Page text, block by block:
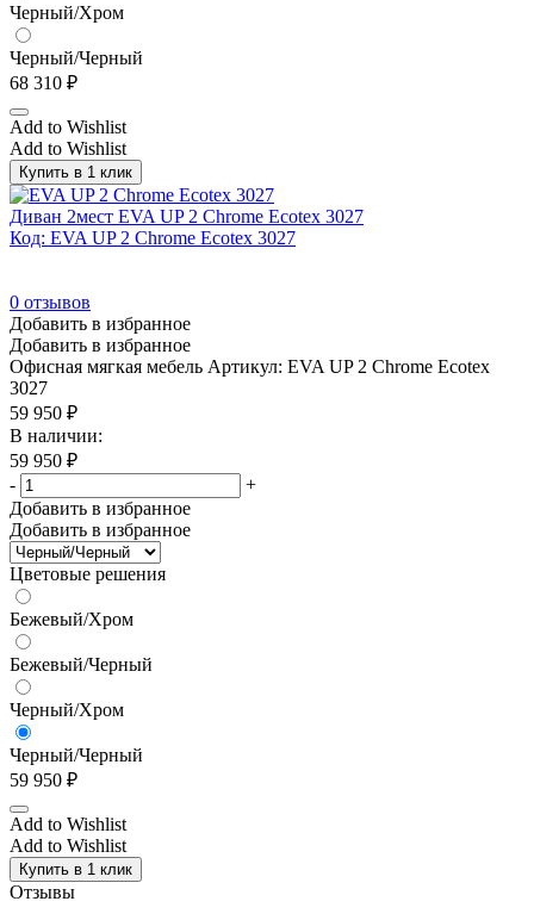
Черный/Хром
Черный/Черный
68 310 ₽
Add to Wishlist
Add to Wishlist
Купить в 1 клик
Диван 2мест EVA UP 2 Chrome Ecotex 3027
Код: EVA UP 2 Chrome Ecotex 3027
0 отзывов
Добавить в избранное
Добавить в избранное
Офисная мягкая мебель Артикул: EVA UP 2 Chrome Ecotex
3027
59 950 ₽
В наличии:
59 950 ₽
-
+
Добавить в избранное
Добавить в избранное
Цветовые решения
Бежевый/Хром
Бежевый/Черный
Черный/Хром
Черный/Черный
59 950 ₽
Add to Wishlist
Add to Wishlist
Купить в 1 клик
Отзывы